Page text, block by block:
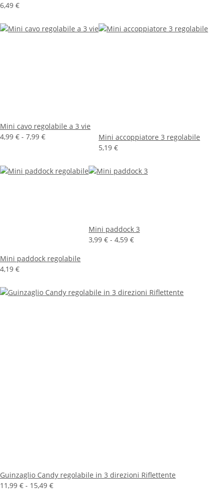
6,49 €
Mini cavo regolabile a 3 vie
4,99 € - 7,99 €
Mini accoppiatore 3 regolabile
5,19 €
Mini paddock regolabile
4,19 €
Mini paddock 3
3,99 € - 4,59 €
Guinzaglio Candy regolabile in 3 direzioni Riflettente
11,99 € - 15,49 €